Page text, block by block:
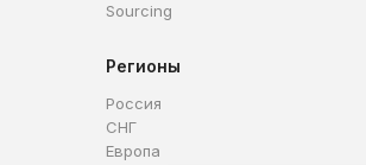
Sourcing
Регионы
Россия
СНГ
Европа